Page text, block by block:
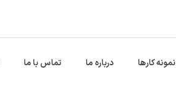
نمونه کارها درباره ما تماس با ما